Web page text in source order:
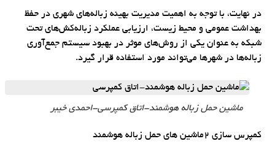
در نهایت، با توجه به اهمیت مدیریت بهینه زباله‌های شهری در حفظ
بهداشت عمومی و محیط زیست، ارزیابی عملکرد زباله‌کش‌های تحت
شبکه به عنوان یکی از روش‌های موثر در بهبود سیستم جمع‌آوری
زباله‌ها در شهرها می‌تواند مورد استفاده قرار گیرد.
ماشین حمل زباله هوشمند-اتاق کمپرسی-احمدی خیبر
کمپرس سازی 2ماشین های حمل زباله هوشمند